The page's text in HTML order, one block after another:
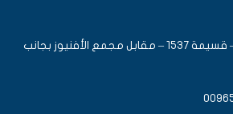
الكويت – الري -قطعة 1 – قسيمة 1537 – مقابل مجمع الأفنيوز بجانب